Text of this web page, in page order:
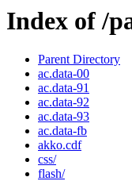
Index of /
Parent Directory
ac.data-00
ac.data-91
ac.data-92
ac.data-93
ac.data-fb
akko.cdf
css/
flash/